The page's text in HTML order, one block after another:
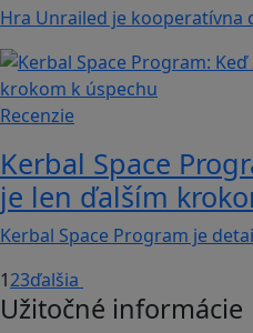
Hra Unrailed je kooperatívna
Recenzie
Kerbal Space
je len ďalším
Kerbal Space Program je
123ďalšia
Užitočné informácie